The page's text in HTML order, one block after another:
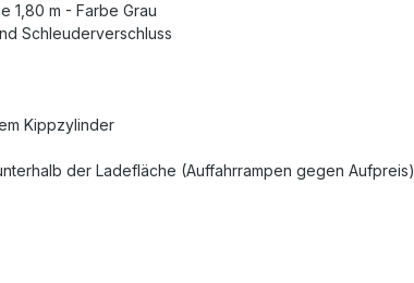
1,80 m - Farbe Grau
Schleuderverschluss
Kippzylinder
der Ladefläche (Auffahrrampen gegen Aufpreis)